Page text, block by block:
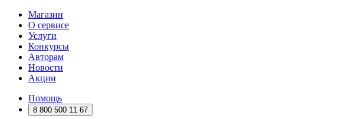
Магазин
О сервисе
Услуги
Конкурсы
Авторам
Новости
Акции
Помощь
8 800 500 11 67